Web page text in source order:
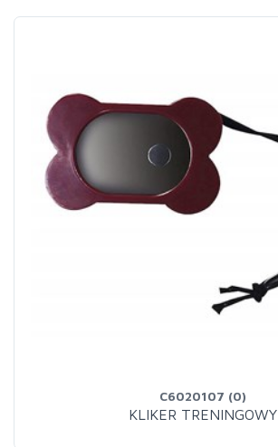
C6020107 (0)
KLIKER TRENINGOWY